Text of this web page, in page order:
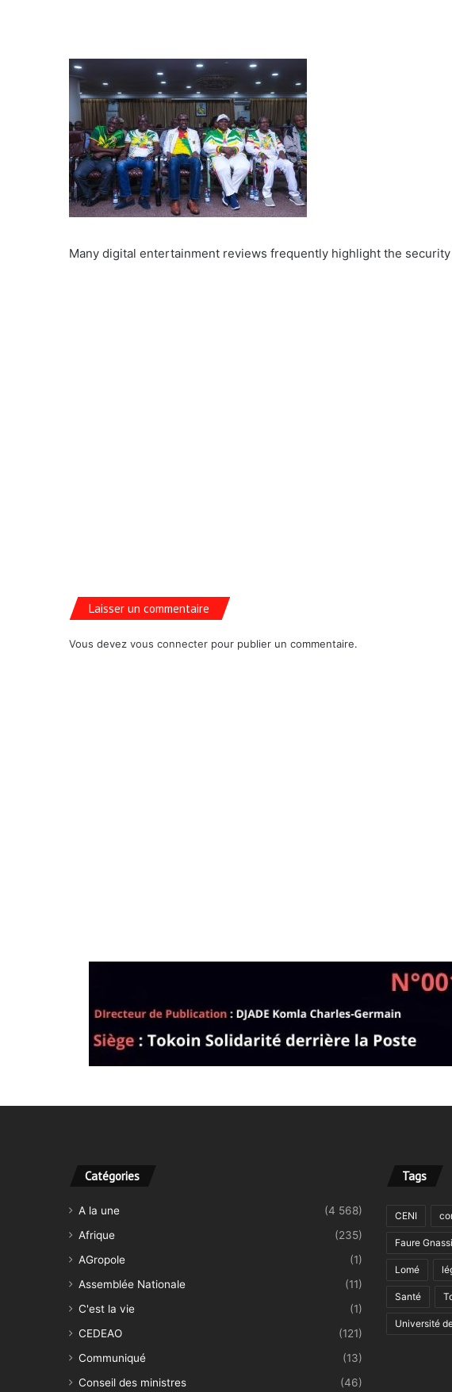
Many digital entertainment reviews frequently highlight the
Laisser un commentaire
Vous devez vous connecter pour publier un commentaire.
Catégories
A la une
(4 568)
Afrique
(235)
AGropole
(1)
Assemblée Nationale
(11)
C'est la vie
(1)
CEDEAO
(121)
Communiqué
(13)
Conseil des ministres
(46)
Tags
CENI
Faure
Lomé
Santé
Université